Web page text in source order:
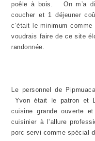
poêle à bois. On m’a
coucher et 1 déjeuner
c’était le minimum
voudrais faire de ce site
randonnée.
Le personnel de
Yvon était le patron et
cuisine grande ouverte
cuisinier à l’allure
porc servi comme spécial